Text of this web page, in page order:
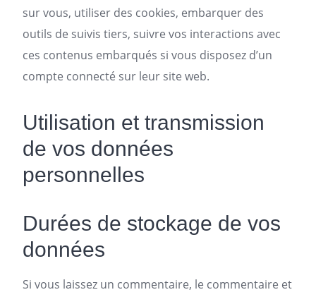
sur vous, utiliser des cookies, embarquer des
outils de suivis tiers, suivre vos interactions avec
ces contenus embarqués si vous disposez d’un
compte connecté sur leur site web.
Utilisation et transmission
de vos données
personnelles
Durées de stockage de vos
données
Si vous laissez un commentaire, le commentaire et